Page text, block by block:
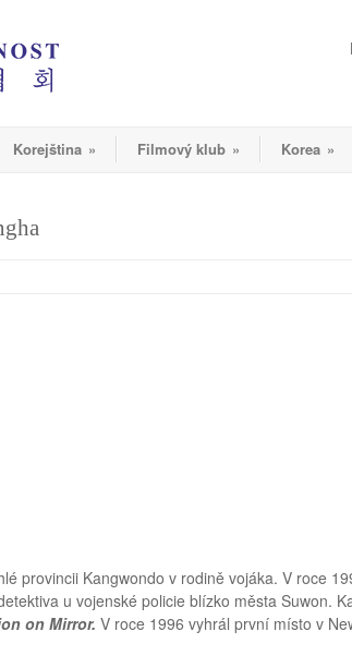
Korejština » Filmový klub » Korea »
provincii Kangwondo v rodině vojáka. V roce
u vojenské policie blízko města Suwon.
on Mirror. V roce 1996 vyhrál první místo v